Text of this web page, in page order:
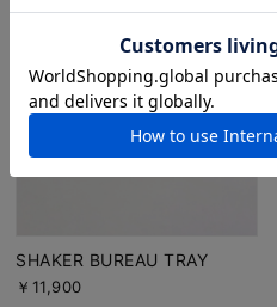
SHAKER BUREAU TRAY
￥11,900